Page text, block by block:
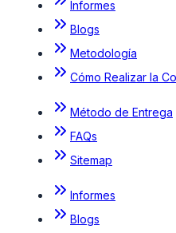
Informes
Blogs
Metodología
Cómo Realizar la
Método de Entrega
FAQs
Sitemap
Informes
Blogs